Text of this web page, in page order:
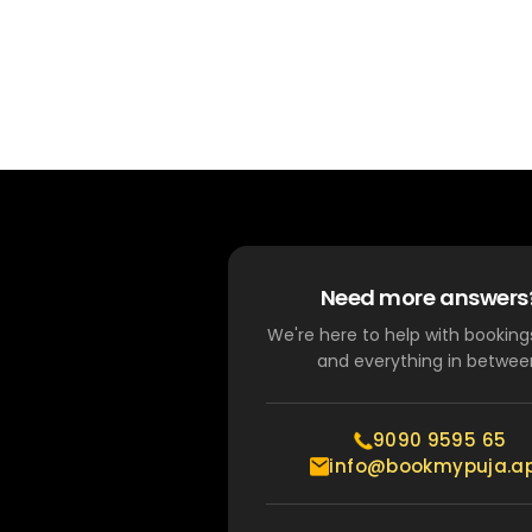
Need more
We're here to help with
and everything in
9090 9595 65